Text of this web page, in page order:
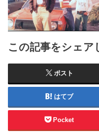
この記事をシェア
ポスト
はてブ
Pocket